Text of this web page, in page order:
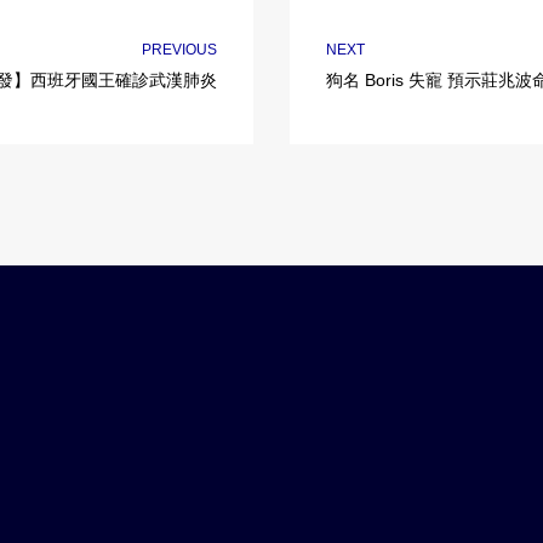
PREVIOUS
】西班牙國王確診武漢肺炎
NEXT
狗名 Boris 失寵 預示莊兆波